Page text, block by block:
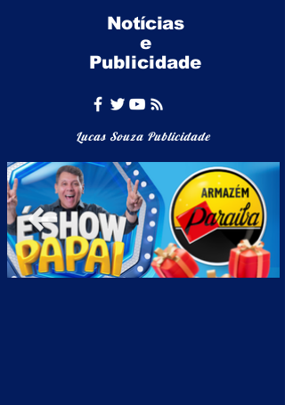
Notícias
e
Publicidade
Lucas Souza Publicidade